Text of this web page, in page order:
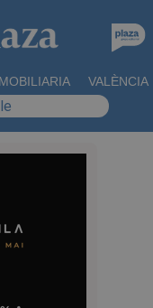
VALÈNCIA